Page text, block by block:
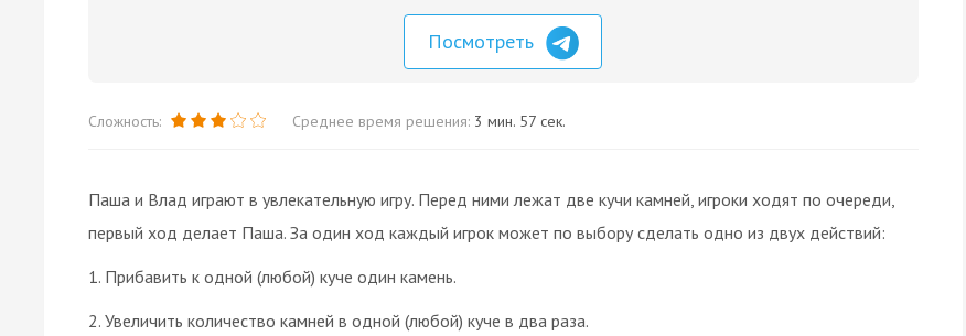
Посмотреть
Сложность: Среднее время решения: 3 мин. 57 сек.
Паша и Влад играют в увлекательную игру. Перед ними лежат две кучи камней, игроки ходят по очереди,
первый ход делает Паша. За один ход каждый игрок может по выбору сделать одно из двух действий:
1. Прибавить к одной (любой) куче один камень.
2. Увеличить количество камней в одной (любой) куче в два раза.